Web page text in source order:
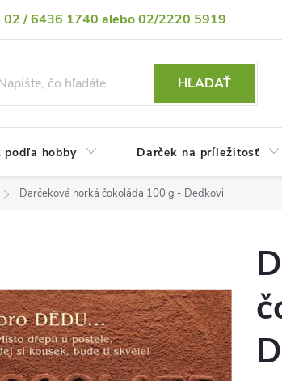
02 / 6436 1740 alebo 02/2220 5919
tovaru Podmienky ochrany osobných údajov
HĽADAŤ
podľa hobby Darček na príležitosť
Darčeková horká čokoláda 100 g - Dedkovi